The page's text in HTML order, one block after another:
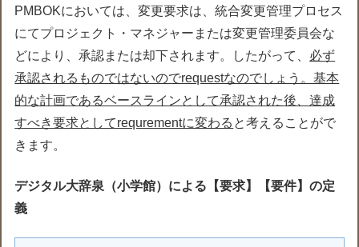
PMBOKにおいては、変更要求は、統合変更管理プロセス
にてプロジェクト・マネジャーまたは変更管理委員会な
どにより、承認または却下されます。したがって、 必ず
承認されるものではないのでrequestなのでしょう。基本
的な計画であるベースラインとして承認された後、達成
すべき要求としてrequrementに変わる と考えることがで
きます。
デジタル大辞泉（小学館）による【要求】【要件】の定
義